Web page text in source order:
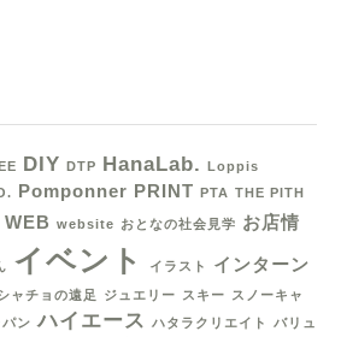
DIY DTP HanaLab. Loppis
Pomponner PRINT PTA THE PITH
WEB website おとなの社会見学 お店情
イベント イラスト インターン
ャチョの遠足 ジュエリー スキー
スノーキャ
ン ハイエース ハタラクリエイト
バリュ